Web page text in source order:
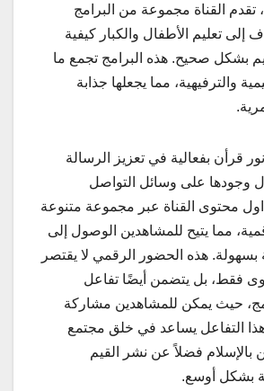
تقدم القناة مجموعة من البرامج
إلى تعليم الأطفال والكبار كيفية
بشكل صحيح. هذه البرامج تجمع ما
والترفيهية، مما يجعلها جذابة
قرأن بفعالية في تعزيز الرسالة
وجودها على وسائل التواصل
محتوى القناة عبر مجموعة متنوعة
مما يتيح للمشاهدين الوصول إلى
بسهولة. هذه الحضور الرقمي لا يقتصر
فقط، بل يتضمن أيضًا تفاعل
حيث يمكن للمشاهدين مشاركة
هذا التفاعل يساعد في خلق مجتمع
بالإسلام فضلاً عن نشر القيم
بشكل أوسع.